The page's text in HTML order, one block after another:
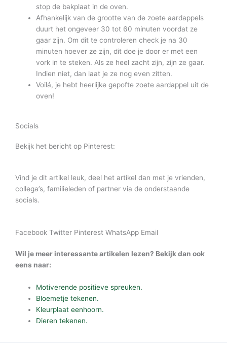
stop de bakplaat in de oven.
Afhankelijk van de grootte van de zoete aardappels
duurt het ongeveer 30 tot 60 minuten voordat ze
gaar zijn. Om dit te controleren check je na 30
minuten hoever ze zijn, dit doe je door er met een
vork in te steken. Als ze heel zacht zijn, zijn ze gaar.
Indien niet, dan laat je ze nog even zitten.
Voilá, je hebt heerlijke gepofte zoete aardappel uit de
oven!
Socials
Bekijk het bericht op Pinterest:
Vind je dit artikel leuk, deel het artikel dan met je vrienden,
collega’s, familieleden of partner via de onderstaande
socials.
Facebook Twitter Pinterest WhatsApp Email
Wil je meer interessante artikelen lezen? Bekijk dan ook
eens naar:
Motiverende positieve spreuken.
Bloemetje tekenen.
Kleurplaat eenhoorn.
Dieren tekenen.